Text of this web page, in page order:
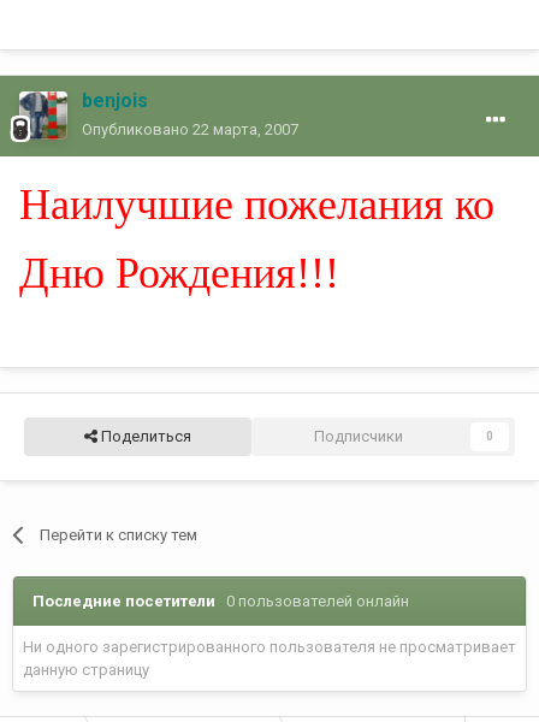
benjois
Опубликовано 22 марта, 2007
Наилучшие пожелания ко
Дню Рождения!!!
Поделиться Подписчики 0
Перейти к списку тем
Последние посетители 0 пользователей онлайн
Ни одного зарегистрированного пользователя не просматривает
данную страницу